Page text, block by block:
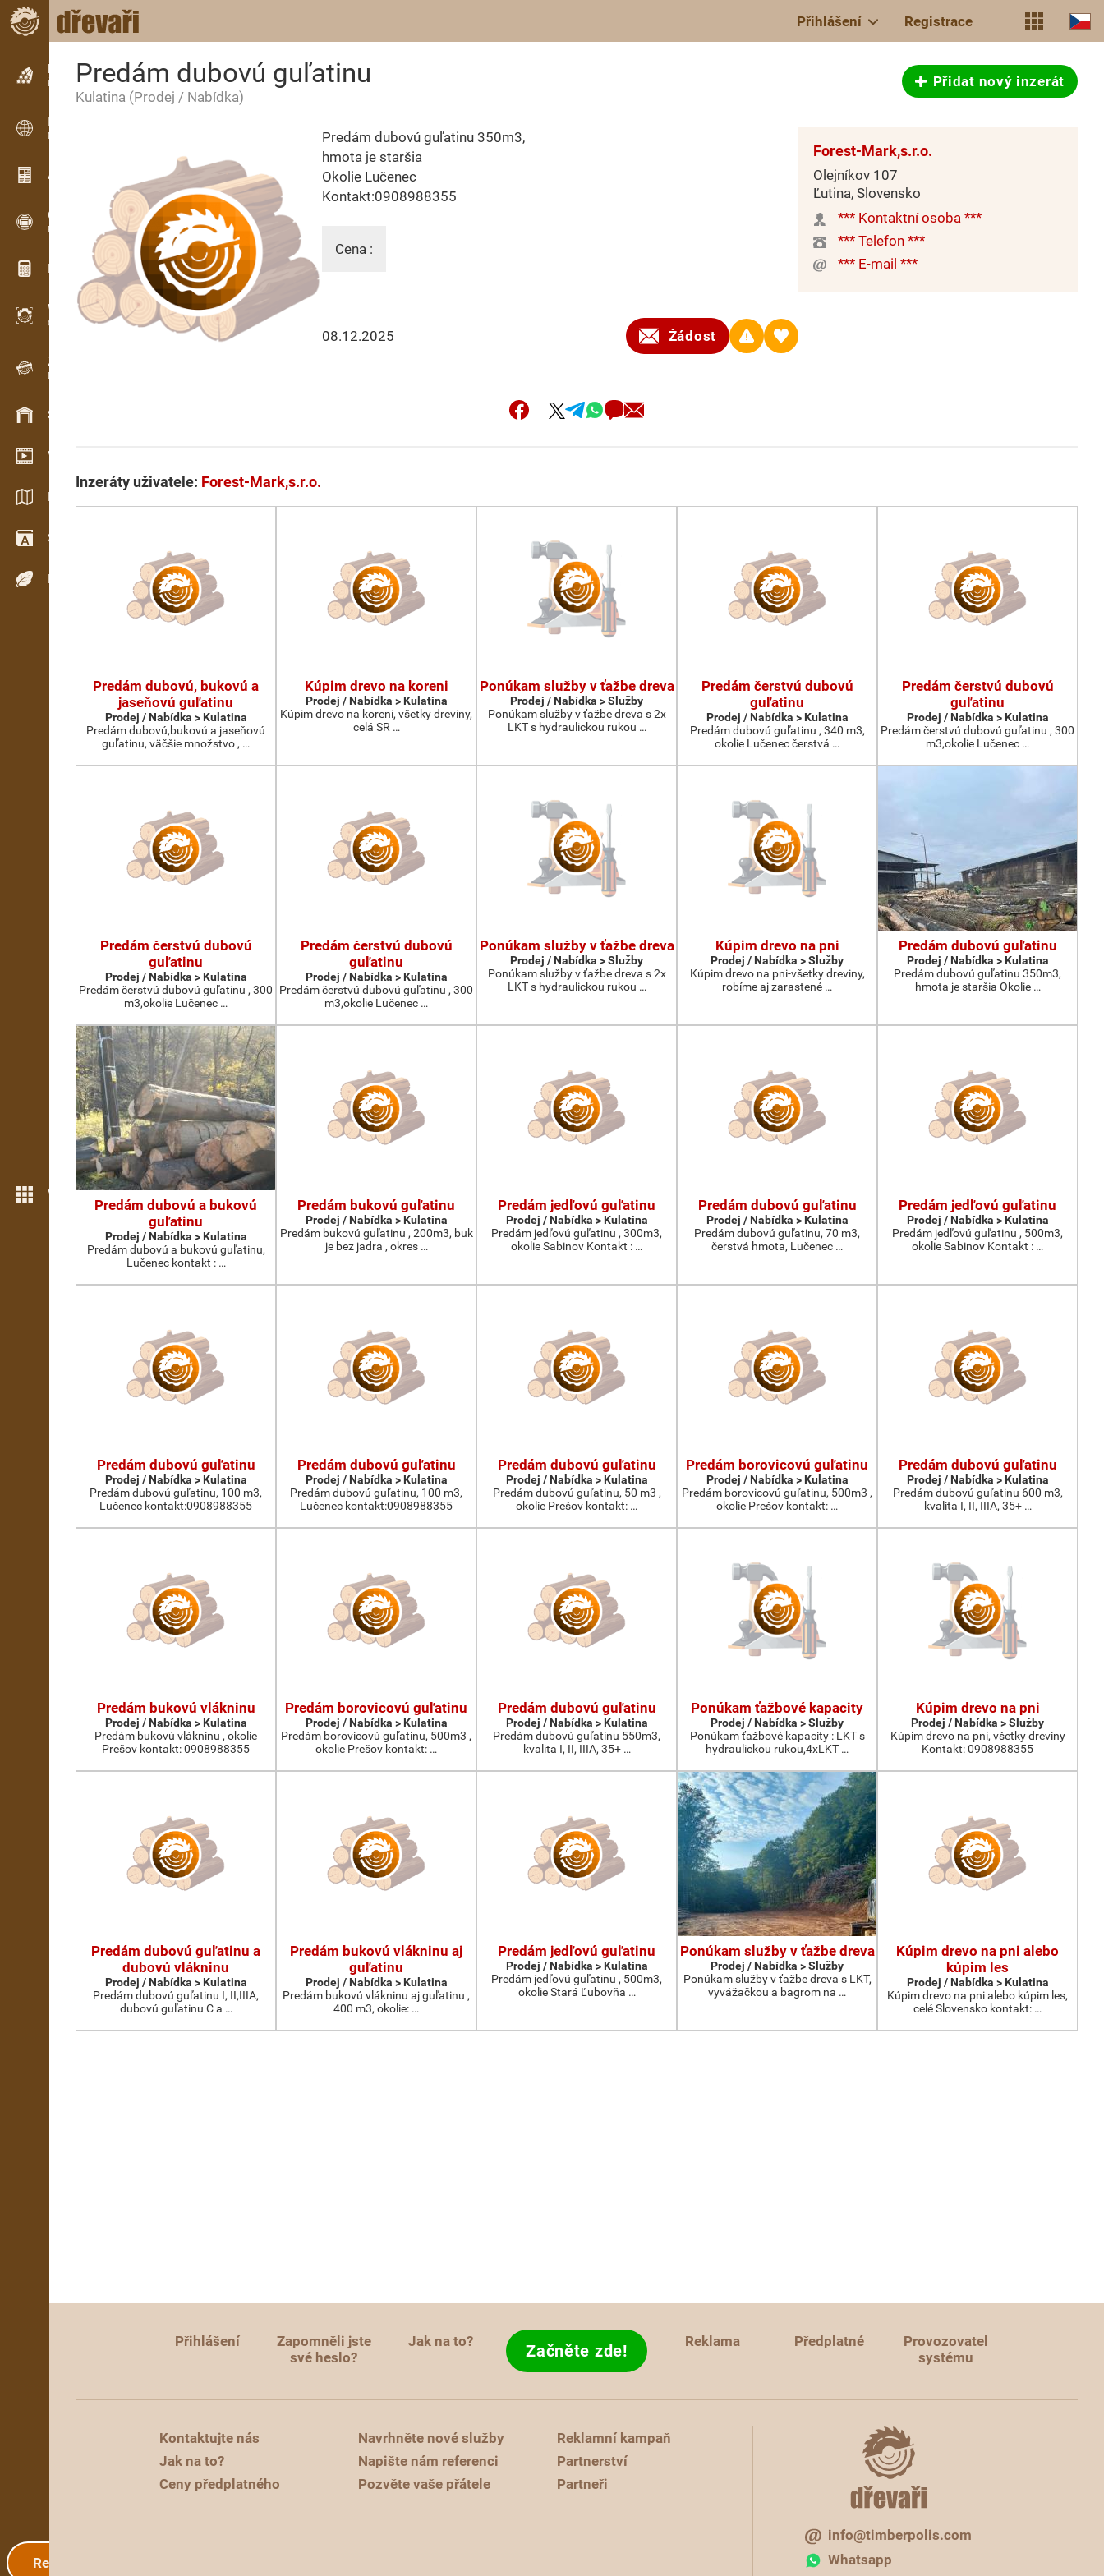
Přihlášení Registrace
Inzerce
Řádková inzerce
Inzerce
Mezinárodní inzerce
Aktuality / Články
OPTI-TIMB
Pořezová schémata
Dřevařské kalkulačky
WoodProfi
Objem dřeva s AI
Záznamník
Evidence dřeva v terénu
Skladové hospodářství
Video showroom
Katalogy / Brožury
Slovník
Dřeviny
Více možností
Registrace
Predám dubovú guľatinu
Kulatina (Prodej / Nabídka)
Přidat nový inzerát
Predám dubovú guľatinu 350m3,
hmota je staršia
Okolie Lučenec
Kontakt:0908988355
Cena :
08.12.2025 Žádost
Forest-Mark,s.r.o.
Olejníkov 107
Ľutina, Slovensko
*** Kontaktní osoba ***
*** Telefon ***
*** E-mail ***
Inzeráty uživatele: Forest-Mark,s.r.o.
Predám dubovú, bukovú a
jaseňovú guľatinu
Prodej / Nabídka > Kulatina
Predám dubovú,bukovú a jaseňovú
guľatinu, väčšie množstvo , …
Kúpim drevo na koreni
Prodej / Nabídka > Kulatina
Kúpim drevo na koreni, všetky dreviny,
celá SR …
Ponúkam služby v ťažbe dreva
Prodej / Nabídka > Služby
Ponúkam služby v ťažbe dreva s 2x
LKT s hydraulickou rukou …
Predám čerstvú dubovú
guľatinu
Prodej / Nabídka > Kulatina
Predám dubovú guľatinu , 340 m3,
okolie Lučenec čerstvá …
Predám čerstvú dubovú
guľatinu
Prodej / Nabídka > Kulatina
Predám čerstvú dubovú guľatinu , 300
m3,okolie Lučenec …
Predám čerstvú dubovú
guľatinu
Prodej / Nabídka > Kulatina
Predám čerstvú dubovú guľatinu , 300
m3,okolie Lučenec …
Predám čerstvú dubovú
guľatinu
Prodej / Nabídka > Kulatina
Predám čerstvú dubovú guľatinu , 300
m3,okolie Lučenec …
Ponúkam služby v ťažbe dreva
Prodej / Nabídka > Služby
Ponúkam služby v ťažbe dreva s 2x
LKT s hydraulickou rukou …
Kúpim drevo na pni
Prodej / Nabídka > Služby
Kúpim drevo na pni-všetky dreviny,
robíme aj zarastené …
Predám dubovú guľatinu
Prodej / Nabídka > Kulatina
Predám dubovú guľatinu 350m3,
hmota je staršia Okolie …
Predám dubovú a bukovú
guľatinu
Prodej / Nabídka > Kulatina
Predám dubovú a bukovú guľatinu,
Lučenec kontakt : …
Predám bukovú guľatinu
Prodej / Nabídka > Kulatina
Predám bukovú guľatinu , 200m3, buk
je bez jadra , okres …
Predám jedľovú guľatinu
Prodej / Nabídka > Kulatina
Predám jedľovú guľatinu , 300m3,
okolie Sabinov Kontakt : …
Predám dubovú guľatinu
Prodej / Nabídka > Kulatina
Predám dubovú guľatinu, 70 m3,
čerstvá hmota, Lučenec …
Predám jedľovú guľatinu
Prodej / Nabídka > Kulatina
Predám jedľovú guľatinu , 500m3,
okolie Sabinov Kontakt : …
Predám dubovú guľatinu
Prodej / Nabídka > Kulatina
Predám dubovú guľatinu, 100 m3,
Lučenec kontakt:0908988355
Predám dubovú guľatinu
Prodej / Nabídka > Kulatina
Predám dubovú guľatinu, 100 m3,
Lučenec kontakt:0908988355
Predám dubovú guľatinu
Prodej / Nabídka > Kulatina
Predám dubovú guľatinu, 50 m3 ,
okolie Prešov kontakt: …
Predám borovicovú guľatinu
Prodej / Nabídka > Kulatina
Predám borovicovú guľatinu, 500m3 ,
okolie Prešov kontakt: …
Predám dubovú guľatinu
Prodej / Nabídka > Kulatina
Predám dubovú guľatinu 600 m3,
kvalita I, II, IIIA, 35+ …
Predám bukovú vlákninu
Prodej / Nabídka > Kulatina
Predám bukovú vlákninu , okolie
Prešov kontakt: 0908988355
Predám borovicovú guľatinu
Prodej / Nabídka > Kulatina
Predám borovicovú guľatinu, 500m3 ,
okolie Prešov kontakt: …
Predám dubovú guľatinu
Prodej / Nabídka > Kulatina
Predám dubovú guľatinu 550m3,
kvalita I, II, IIIA, 35+ …
Ponúkam ťažbové kapacity
Prodej / Nabídka > Služby
Ponúkam ťažbové kapacity : LKT s
hydraulickou rukou,4xLKT …
Kúpim drevo na pni
Prodej / Nabídka > Služby
Kúpim drevo na pni, všetky dreviny
Kontakt: 0908988355
Predám dubovú guľatinu a
dubovú vlákninu
Prodej / Nabídka > Kulatina
Predám dubovú guľatinu I, II,IIIA,
dubovú guľatinu C a …
Predám bukovú vlákninu aj
guľatinu
Prodej / Nabídka > Kulatina
Predám bukovú vlákninu aj guľatinu ,
400 m3, okolie: …
Predám jedľovú guľatinu
Prodej / Nabídka > Kulatina
Predám jedľovú guľatinu , 500m3,
okolie Stará Ľubovňa …
Ponúkam služby v ťažbe dreva
Prodej / Nabídka > Služby
Ponúkam služby v ťažbe dreva s LKT,
vyvážačkou a bagrom na …
Kúpim drevo na pni alebo
kúpim les
Prodej / Nabídka > Kulatina
Kúpim drevo na pni alebo kúpim les,
celé Slovensko kontakt: …
Přihlášení
Zapomněli jste
své heslo?
Jak na to? Začněte zde! Reklama Předplatné
Provozovatel
systému
Kontaktujte nás
Jak na to?
Ceny předplatného
Navrhněte nové služby
Napište nám referenci
Pozvěte vaše přátele
Reklamní kampaň
Partnerství
Partneři
info@timberpolis.com
Whatsapp